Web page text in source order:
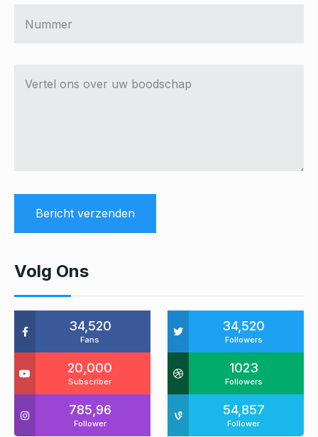
Volg Ons
34,520
Fans
34,520
Followers
20,000
Subscriber
1023
Followers
785,96
Follower
54,857
Follower